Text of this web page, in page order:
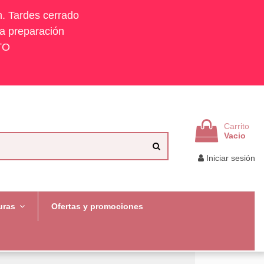
Tardes cerrado
preparación
Carrito
Vacio
Iniciar sesión
Ofertas y promociones